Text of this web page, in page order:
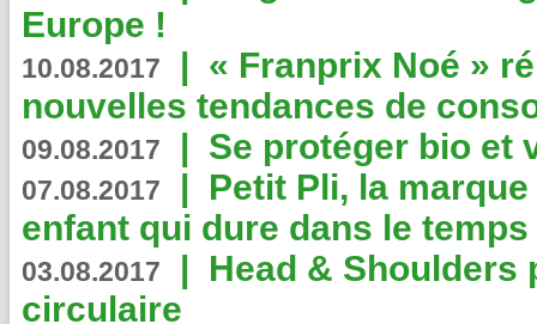
Europe !
10.08.2017 | « Franprix Noé »
nouvelles tendances de
09.08.2017 | Se protéger bio et
07.08.2017 | Petit Pli, la
enfant qui dure dans le temps
03.08.2017 | Head & Shoulders
circulaire